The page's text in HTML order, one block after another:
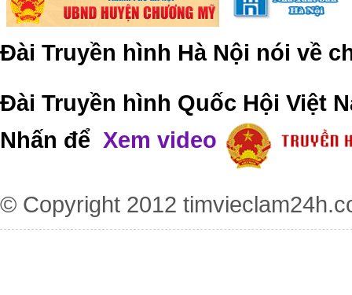
Đài Truyền hình Hà Nội nói về
Đài Truyền hình Quốc Hội Việt
Nhấn để Xem video
© Copyright 2012